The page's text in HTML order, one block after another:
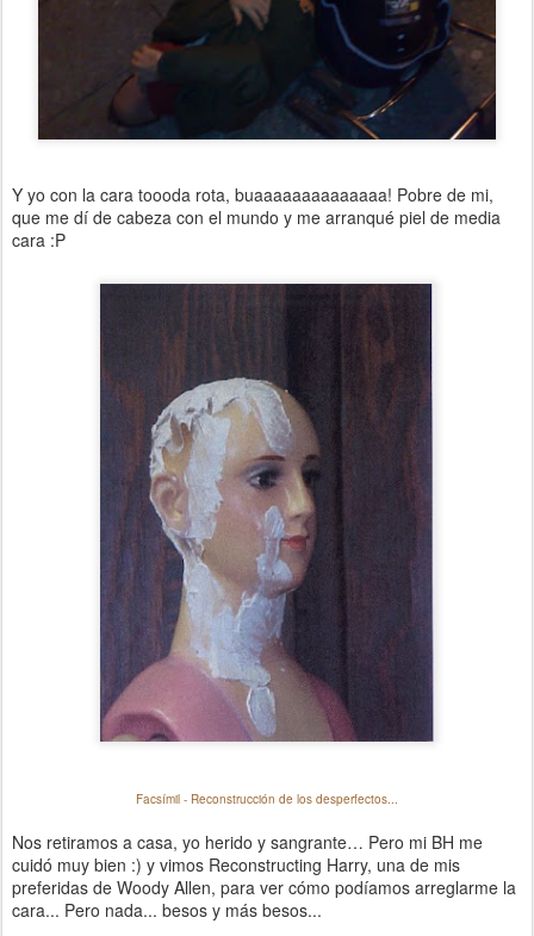
Y yo con la cara toooda rota, buaaaaaaaaaaaaaa! Pobre de mi,
que me dí de cabeza con el mundo y me arranqué piel de media
cara :P
Facsímil - Reconstrucción de los desperfectos...
Nos retiramos a casa, yo herido y sangrante… Pero mi BH me
cuidó muy bien :) y vimos Reconstructing Harry, una de mis
preferidas de Woody Allen, para ver cómo podíamos arreglarme la
cara... Pero nada... besos y más besos...